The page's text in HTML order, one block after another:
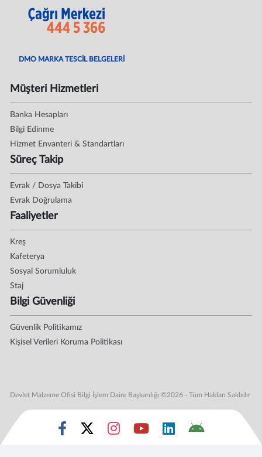
DMO MARKA TESCİL BELGELERİ
Müşteri Hizmetleri
Banka Hesapları
Bilgi Edinme
Hizmet Envanteri & Standartları
Süreç Takip
Evrak / Dosya Takibi
Evrak Doğrulama
Faaliyetler
Kreş
Kafeterya
Sosyal Sorumluluk
Staj
Bilgi Güvenliği
Güvenlik Politikamız
Kişisel Verileri Koruma Politikası
Devlet Malzeme Ofisi Bilgi İşlem Daire Başkanlığı ©2026 - Tüm Hakları Saklıdır